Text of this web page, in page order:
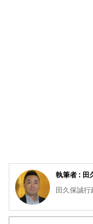
執筆者 : 田
田久保誠行
CFP®、1